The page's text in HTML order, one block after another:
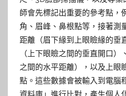
師會先標記出重要的參考點，
角、眉峰、鼻根點等，接著測
距離（眉下緣到上眼瞼緣的垂
（上下眼瞼之間的垂直開口）
之間的水平距離），以及上眼
點。這些數據會被輸入到電腦